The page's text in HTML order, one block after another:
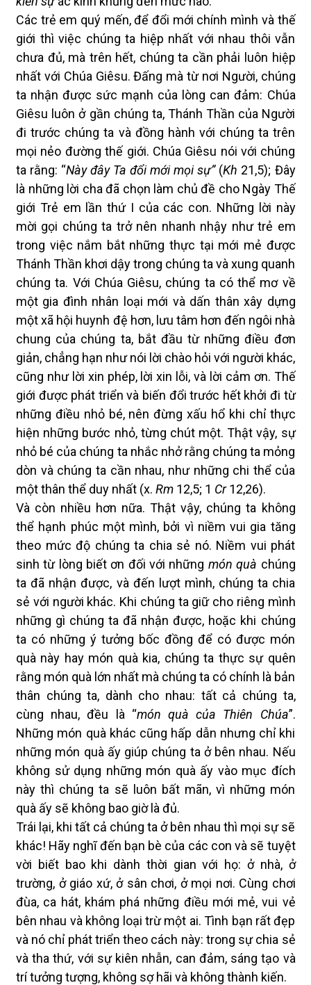
Các trẻ em quý mến, để đổi mới chính mình và thế
giới thì việc chúng ta hiệp nhất với nhau thôi vẫn
chưa đủ, mà trên hết, chúng ta cần phải luôn hiệp
nhất với Chúa Giêsu. Đấng mà từ nơi Người, chúng
ta nhận được sức mạnh của lòng can đảm: Chúa
Giêsu luôn ở gần chúng ta, Thánh Thần của Người
đi trước chúng ta và đồng hành với chúng ta trên
mọi nẻo đường thế giới. Chúa Giêsu nói với chúng
ta rằng: “Này đây Ta đổi mới mọi sự”(Kh 21,5); Đây
là những lời cha đã chọn làm chủ đề cho Ngày Thế
giới Trẻ em lần thứ I của các con. Những lời này
mời gọi chúng ta trở nên nhanh nhậy như trẻ em
trong việc nắm bắt những thực tại mới mẻ được
Thánh Thần khơi dậy trong chúng ta và xung quanh
chúng ta. Với Chúa Giêsu, chúng ta có thể mơ về
một gia đình nhân loại mới và dấn thân xây dựng
một xã hội huynh đệ hơn, lưu tâm hơn đến ngôi nhà
chung của chúng ta, bắt đầu từ những điều đơn
giản, chẳng hạn như nói lời chào hỏi với người khác,
cũng như lời xin phép, lời xin lỗi, và lời cảm ơn. Thế
giới được phát triển và biến đổi trước hết khởi đi từ
những điều nhỏ bé, nên đừng xấu hổ khi chỉ thực
hiện những bước nhỏ, từng chút một. Thật vậy, sự
nhỏ bé của chúng ta nhắc nhở rằng chúng ta mỏng
dòn và chúng ta cần nhau, như những chi thể của
một thân thể duy nhất (x. Rm 12,5; 1 Cr12,26).
Và còn nhiều hơn nữa. Thật vậy, chúng ta không
thể hạnh phúc một mình, bởi vì niềm vui gia tăng
theo mức độ chúng ta chia sẻ nó. Niềm vui phát
sinh từ lòng biết ơn đối với những món quà chúng
ta đã nhận được, và đến lượt mình, chúng ta chia
sẻ với người khác. Khi chúng ta giữ cho riêng mình
những gì chúng ta đã nhận được, hoặc khi chúng
ta có những ý tưởng bốc đồng để có được món
quà này hay món quà kia, chúng ta thực sự quên
rằng món quà lớn nhất mà chúng ta có chính là bản
thân chúng ta, dành cho nhau: tất cả chúng ta,
cùng nhau, đều là “món quà của Thiên Chúa”.
Những món quà khác cũng hấp dẫn nhưng chỉ khi
những món quà ấy giúp chúng ta ở bên nhau. Nếu
không sử dụng những món quà ấy vào mục đích
này thì chúng ta sẽ luôn bất mãn, vì những món
quà ấy sẽ không bao giờ là đủ.
Trái lại, khi tất cả chúng ta ở bên nhau thì mọi sự sẽ
khác! Hãy nghĩ đến bạn bè của các con và sẽ tuyệt
vời biết bao khi dành thời gian với họ: ở nhà, ở
trường, ở giáo xứ, ở sân chơi, ở mọi nơi. Cùng chơi
đùa, ca hát, khám phá những điều mới mẻ, vui vẻ
bên nhau và không loại trừ một ai. Tình bạn rất đẹp
và nó chỉ phát triển theo cách này: trong sự chia sẻ
và tha thứ, với sự kiên nhẫn, can đảm, sáng tạo và
trí tưởng tượng, không sợ hãi và không thành kiến.